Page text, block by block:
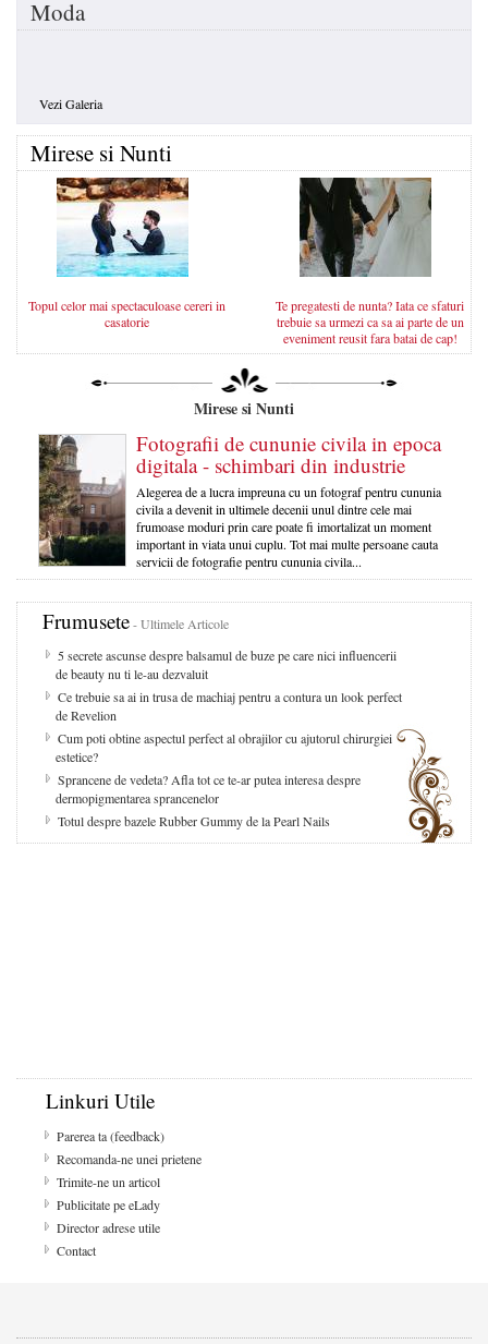
Moda
Vezi Galeria
Mirese si Nunti
Topul celor mai spectaculoase cereri in
casatorie
Te pregatesti de nunta? Iata ce sfaturi
trebuie sa urmezi ca sa ai parte de un
eveniment reusit fara batai de cap!
Mirese si Nunti
Fotografii de cununie civila in epoca
digitala - schimbari din industrie
Alegerea de a lucra impreuna cu un fotograf pentru cununia
civila a devenit in ultimele decenii unul dintre cele mai
frumoase moduri prin care poate fi imortalizat un moment
important in viata unui cuplu. Tot mai multe persoane cauta
servicii de fotografie pentru cununia civila...
Frumusete- Ultimele Articole
5 secrete ascunse despre balsamul de buze pe care nici influencerii
de beauty nu ti le-au dezvaluit
Ce trebuie sa ai in trusa de machiaj pentru a contura un look perfect
de Revelion
Cum poti obtine aspectul perfect al obrajilor cu ajutorul chirurgiei
estetice?
Sprancene de vedeta? Afla tot ce te-ar putea interesa despre
dermopigmentarea sprancenelor
Totul despre bazele Rubber Gummy de la Pearl Nails
Linkuri Utile
Parerea ta (feedback)
Recomanda-ne unei prietene
Trimite-ne un articol
Publicitate pe eLady
Director adrese utile
Contact